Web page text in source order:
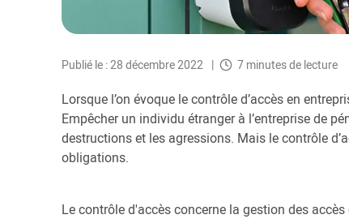
Publié le : 28 décembre 2022 7 minutes de lecture
Lorsque l’on évoque le contrôle d’accès en
Empêcher un individu étranger à l’entreprise de
destructions et les agressions. Mais le contrôle
obligations.
Le contrôle d'accès concerne la gestion des